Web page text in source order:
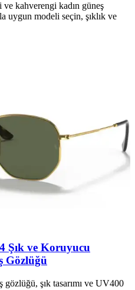
kahverengi kadın güneş
uygun modeli seçin, şıklık ve
Şık ve Koruyucu
Gözlüğü
şık tasarımı ve UV400